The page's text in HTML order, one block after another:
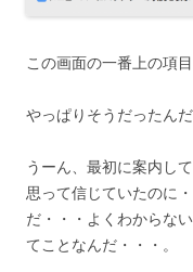
この画面の一番上の項目
やっぱりそうだったんだ
うーん、最初に案内し
思って信じていたのに
だ・・・よくわからな
てことなんだ・・・。